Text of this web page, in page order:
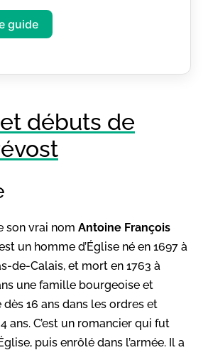
guide
débuts de
son vrai nom Antoine François
un homme d’Église né en 1697 à
de-Calais, et mort en 1763 à
une famille bourgeoise et
16 ans dans les ordres et
ans. C’est un romancier qui fut
puis enrôlé dans l’armée. Il a